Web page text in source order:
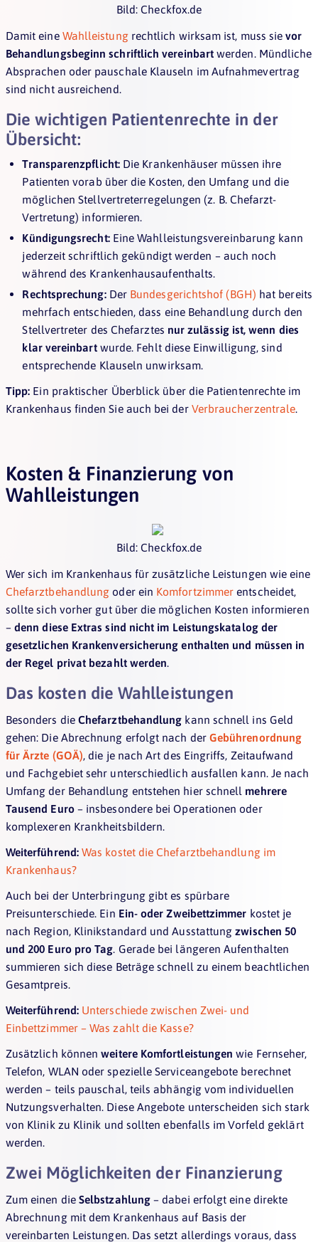
Bild: Checkfox.de
Damit eine Wahlleistung rechtlich wirksam ist, muss sievor
Behandlungsbeginn schriftlich vereinbart werden. Mündliche
Absprachen oder pauschale Klauseln im Aufnahmevertrag
sind nicht ausreichend.
Die wichtigen Patientenrechte in der
Übersicht:
Transparenzpflicht:Die Krankenhäuser müssen ihre
Patienten vorab über die Kosten, den Umfang und die
möglichen Stellvertreterregelungen (z. B. Chefarzt-
Vertretung) informieren.
Kündigungsrecht:Eine Wahlleistungsvereinbarung kann
jederzeit schriftlich gekündigt werden – auch noch
während des Krankenhausaufenthalts.
Rechtsprechung:Der Bundesgerichtshof (BGH) hat bereits
mehrfach entschieden, dass eine Behandlung durch den
Stellvertreter des Chefarztes nur zulässig ist, wenn dies
klar vereinbartwurde. Fehlt diese Einwilligung, sind
entsprechende Klauseln unwirksam.
Tipp: Ein praktischer Überblick über die Patientenrechte im
Krankenhaus finden Sie auch bei derVerbraucherzentrale.
Kosten & Finanzierung von
Wahlleistungen
Bild: Checkfox.de
Wer sich im Krankenhaus für zusätzliche Leistungen wie eine
Chefarztbehandlung oder ein Komfortzimmerentscheidet,
sollte sich vorher gut über die möglichen Kosten informieren
–denn diese Extras sind nicht im Leistungskatalog der
gesetzlichen Krankenversicherung enthalten und müssen in
der Regel privat bezahlt werden.
Das kosten die Wahlleistungen
Besonders die Chefarztbehandlung kann schnell ins Geld
gehen: Die Abrechnung erfolgt nach der Gebührenordnung
für Ärzte (GOÄ), die je nach Art des Eingriffs, Zeitaufwand
und Fachgebiet sehr unterschiedlich ausfallen kann. Je nach
Umfang der Behandlung entstehen hier schnell mehrere
Tausend Euro– insbesondere bei Operationen oder
komplexeren Krankheitsbildern.
Weiterführend: Was kostet die Chefarztbehandlung im
Krankenhaus?
Auch bei der Unterbringung gibt es spürbare
Preisunterschiede. Ein Ein- oder Zweibettzimmer kostet je
nach Region, Klinikstandard und Ausstattungzwischen 50
und 200 Euro pro Tag. Gerade bei längeren Aufenthalten
summieren sich diese Beträge schnell zu einem beachtlichen
Gesamtpreis.
Weiterführend: Unterschiede zwischen Zwei- und
Einbettzimmer – Was zahlt die Kasse?
Zusätzlich könnenweitere Komfortleistungen wie Fernseher,
Telefon, WLAN oder spezielle Serviceangebote berechnet
werden – teils pauschal, teils abhängig vom individuellen
Nutzungsverhalten. Diese Angebote unterscheiden sich stark
von Klinik zu Klinik und sollten ebenfalls im Vorfeld geklärt
werden.
Zwei Möglichkeiten der Finanzierung
Zum einen die Selbstzahlung – dabei erfolgt eine direkte
Abrechnung mit dem Krankenhaus auf Basis der
vereinbarten Leistungen. Das setzt allerdings voraus, dass